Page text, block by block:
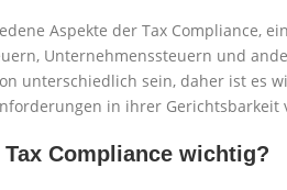
Aspekte der Tax Compliance,
Unternehmenssteuern und
unterschiedlich sein, daher ist es
in ihrer Gerichtsbarkeit
Compliance wichtig?